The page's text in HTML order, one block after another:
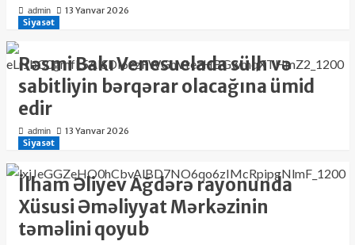
admin
13 Yanvar 2026
Siyasət
Rəsmi Bakı Venesuelada sülh və
sabitliyin bərqərar olacağına ümid
edir
admin
13 Yanvar 2026
Siyasət
İlham Əliyev Ağdərə rayonunda
Xüsusi Əməliyyat Mərkəzinin
təməlini qoyub